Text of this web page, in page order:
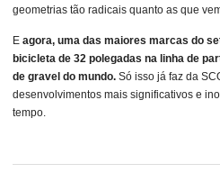
geometrias tão radicais quanto as que
E agora, uma das maiores marcas do
bicicleta de 32 polegadas na linha de
de gravel do mundo. Só isso já faz da
desenvolvimentos mais significativos e
tempo.